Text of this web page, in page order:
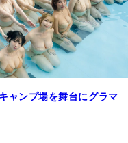
ャンプ場を舞台にグラマ